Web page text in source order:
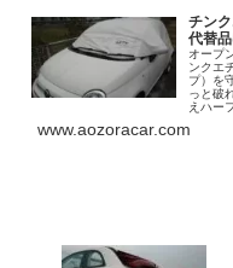
チン
代替
オープ
ンクエ
プ）を
っと破
えハー
www.aozoracar.com